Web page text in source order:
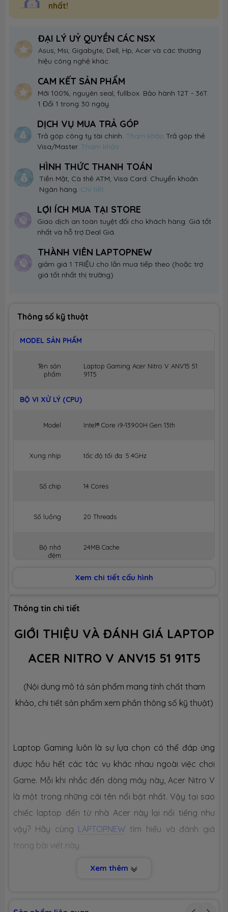
nhất!
ĐẠI LÝ UỶ QUYỀN CÁC NSX
Asus, Msi, Gigabyte, Dell, Hp, Acer và các thương
hiệu công nghệ khác.
CAM KẾT SẢN PHẨM
Mới 100%, nguyên seal, fullbox. Bảo hành 12T - 36T.
1 Đổi 1 trong 30 ngày
DỊCH VỤ MUA TRẢ GÓP
Trả góp công ty tài chính. Tham khảoTrả góp thẻ
Visa/Master. Tham khảo
HÌNH THỨC THANH TOÁN
Tiền Mặt, Cà thẻ ATM, Visa Card. Chuyển khoản
Ngân hàng. Chi tiết
LỢI ÍCH MUA TẠI STORE
Giao dịch an toàn tuyệt đối cho khách hàng. Giá tốt
nhất và hỗ trợ Deal Giá.
THÀNH VIÊN LAPTOPNEW
giảm giá 1 TRIỆU cho lần mua tiếp theo (hoặc trợ
giá tốt nhất thị trường)
Thông số kỹ thuật
MODEL SẢN PHẨM
Tên sản
phẩm
Laptop Gaming Acer Nitro V ANV15 51
91T5
BỘ VI XỬ LÝ (CPU)
Model Intel® Core i9-13900H Gen 13th
Xung nhịp tốc độ tối đa: 5.4GHz
Số chip 14 Cores
Số luồng 20 Threads
Bộ nhớ
đệm
24MB Cache
BỘ NHỚ MÁY (RAM)
Dung lượng
Công nghệ DDR5 5200MHz
Ổ CỨNG LƯU TRỮ (SSD)
Công nghệ PCIe Gen4
Số slot 2 slot
VGA tích
Intel® Iris Xe Graphics
Nvidia Geforce RTX 4060 8GB GDDR6
Xem chi tiết cấu hình
Thông tin chi tiết
GIỚI THIỆU VÀ ĐÁNH GIÁ LAPTOP
ACER NITRO V ANV15 51 91T5
(Nội dung mô tả sản phẩm mang tính chất tham
khảo, chi tiết sản phẩm xem phần thông số kỹ thuật)
Laptop Gaming luôn là sự lựa chọn có thể đáp ứng
được hầu hết các tác vụ khác nhau ngoài việc chơi
Game. Mỗi khi nhắc đến dòng máy này, Acer Nitro V
là một trong những cái tên nổi bật nhất. Vậy tại sao
chiếc laptop đến từ nhà Acer này lại nổi tiếng như
vậy? Hãy cùng LAPTOPNEW tìm hiểu và đánh giá
trong bài viết này.
Xem thêm